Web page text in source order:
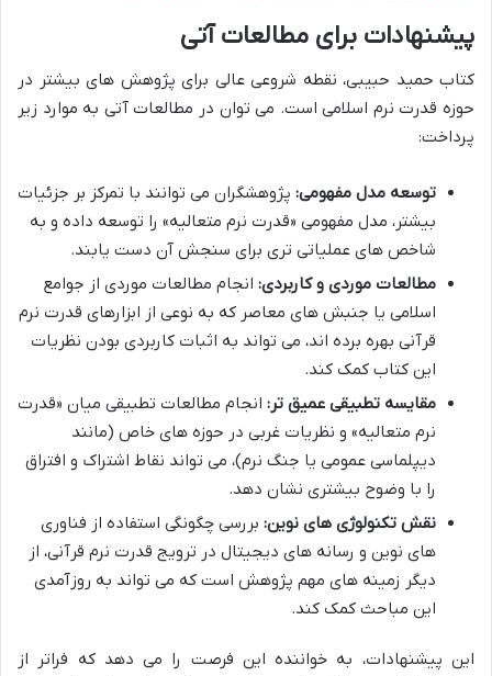
پیشنهادات برای مطالعات آتی
کتاب حمید حبیبی، نقطه شروعی عالی برای پژوهش های بیشتر در
حوزه قدرت نرم اسلامی است. می توان در مطالعات آتی به موارد زیر
پرداخت:
توسعه مدل مفهومی: پژوهشگران می توانند با تمرکز بر جزئیات
بیشتر، مدل مفهومی «قدرت نرم متعالیه» را توسعه داده و به
شاخص های عملیاتی تری برای سنجش آن دست یابند.
مطالعات موردی و کاربردی: انجام مطالعات موردی از جوامع
اسلامی یا جنبش های معاصر که به نوعی از ابزارهای قدرت نرم
قرآنی بهره برده اند، می تواند به اثبات کاربردی بودن نظریات
این کتاب کمک کند.
مقایسه تطبیقی عمیق تر: انجام مطالعات تطبیقی میان «قدرت
نرم متعالیه» و نظریات غربی در حوزه های خاص (مانند
دیپلماسی عمومی یا جنگ نرم)، می تواند نقاط اشتراک و افتراق
را با وضوح بیشتری نشان دهد.
نقش تکنولوژی های نوین: بررسی چگونگی استفاده از فناوری
های نوین و رسانه های دیجیتال در ترویج قدرت نرم قرآنی، از
دیگر زمینه های مهم پژوهش است که می تواند به روزآمدی
این مباحث کمک کند.
این پیشنهادات، به خواننده این فرصت را می دهد که فراتر از